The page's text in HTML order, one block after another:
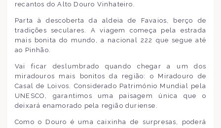
recantos do Alto Douro Vinhateiro.
Parta à descoberta da aldeia de Favaios, berço de
tradições seculares. A viagem começa pela estrada
mais bonita do mundo, a nacional 222 que segue até
ao Pinhão.
Vai ficar deslumbrado quando chegar a um dos
miradouros mais bonitos da região: o Miradouro de
Casal de Loivos. Considerado Património Mundial pela
UNESCO, garantimos uma paisagem única que o
deixará enamorado pela região duriense.
Como o Douro é uma caixinha de surpresas, poderá